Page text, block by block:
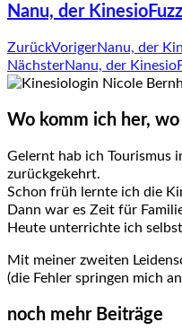
Nanu, der
ZurückVorigerNanu, der
NächsterNanu, der
Wo komm ich her,
Gelernt hab ich Tourismus
zurückgekehrt.
Schon früh lernte ich die
Dann war es Zeit für
Heute unterrichte ich
Mit meiner zweiten
(die Fehler springen mich
noch mehr Beiträge